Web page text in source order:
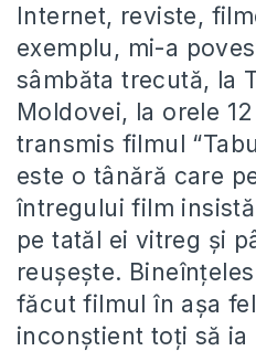
Internet, reviste,
exemplu, mi-a
sâmbăta trecută, la
Moldovei, la orele
transmis filmul
este o tânără care
întregului film
pe tatăl ei vitreg şi
reuşeşte.
făcut filmul în aşa
inconştient toţi să ia